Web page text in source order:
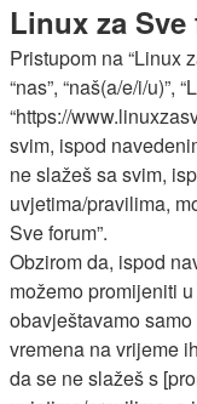
Linux za
Pristupom na “Linux
“nas”, “naš(a/e/i/u)”,
“https://
svim, ispod
ne slažeš sa svim,
uvjetima/pravilima,
Sve forum”.
Obzirom da, ispod
možemo promijeniti
obavještavamo
vremena na vrijeme
da se ne slažeš s